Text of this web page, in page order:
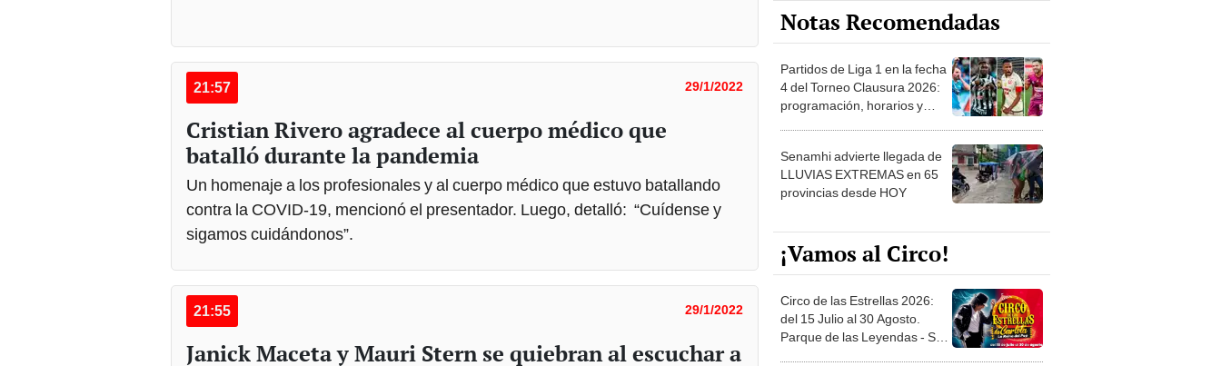
21:57 29/1/2022
Cristian Rivero agradece al cuerpo médico que
batalló durante la pandemia
Un homenaje a los profesionales y al cuerpo médico que estuvo batallando
contra la COVID-19, mencionó el presentador. Luego, detalló: “Cuídense y
sigamos cuidándonos”.
21:55 29/1/2022
Janick Maceta y Mauri Stern se quiebran al escuchar a
Notas Recomendadas
Partidos de Liga 1 en la fecha
4 del Torneo Clausura 2026:
programación, horarios y
Senamhi advierte llegada de
LLUVIAS EXTREMAS en 65
provincias desde HOY
¡Vamos al Circo!
Circo de las Estrellas 2026:
del 15 Julio al 30 Agosto.
Parque de las Leyendas - San